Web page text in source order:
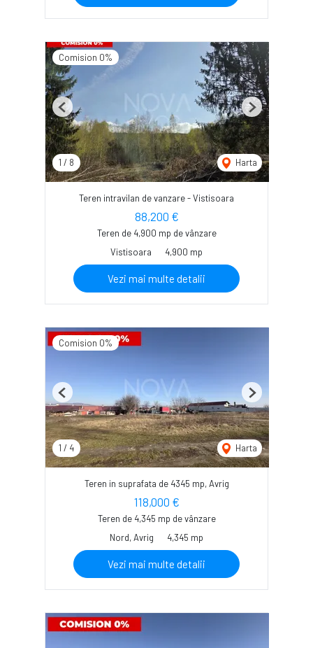
Comision 0%
1 / 8 Harta
Previous Next
Teren intravilan de vanzare - Vistisoara
88,200 €
Teren de 4,900 mp de vânzare
Vistisoara
4,900 mp
Vezi mai multe detalii
Comision 0%
1 / 4 Harta
Previous Next
Teren in suprafata de 4345 mp, Avrig
118,000 €
Teren de 4,345 mp de vânzare
Nord, Avrig
4,345 mp
Vezi mai multe detalii